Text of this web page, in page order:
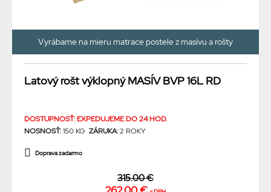
Vyrábame na mieru matrace postele z masívu a rošty
Latový rošt výklopný MASÍV BVP 16L RD
DOSTUPNOSŤ: EXPEDUJEME DO 24 HOD.
NOSNOSŤ:150 KG ZÁRUKA:2 ROKY
Doprava zadarmo
315.00 €